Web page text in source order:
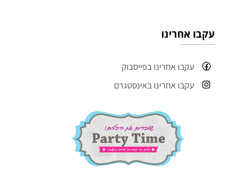
עקבו אחרינו
עקבו אחרינו בפייסבוק
עקבו אחרינו באינסטגרם